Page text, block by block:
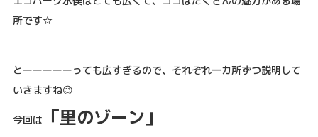
所です☆
とーーーーーっても広すぎるので、それぞれ一カ所ずつ説明して
いきますね😉
今回は 「里のゾーン」